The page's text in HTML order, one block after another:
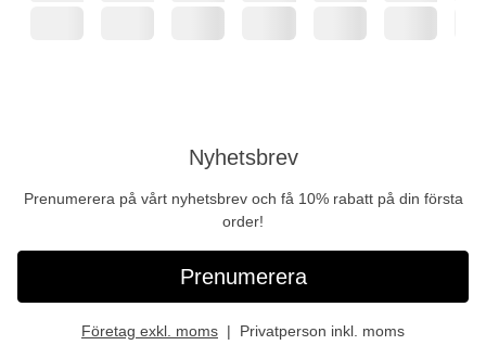
Nyhetsbrev
Prenumerera på vårt nyhetsbrev och få 10% rabatt på din första
order!
Prenumerera
Företag exkl. moms Privatperson inkl. moms